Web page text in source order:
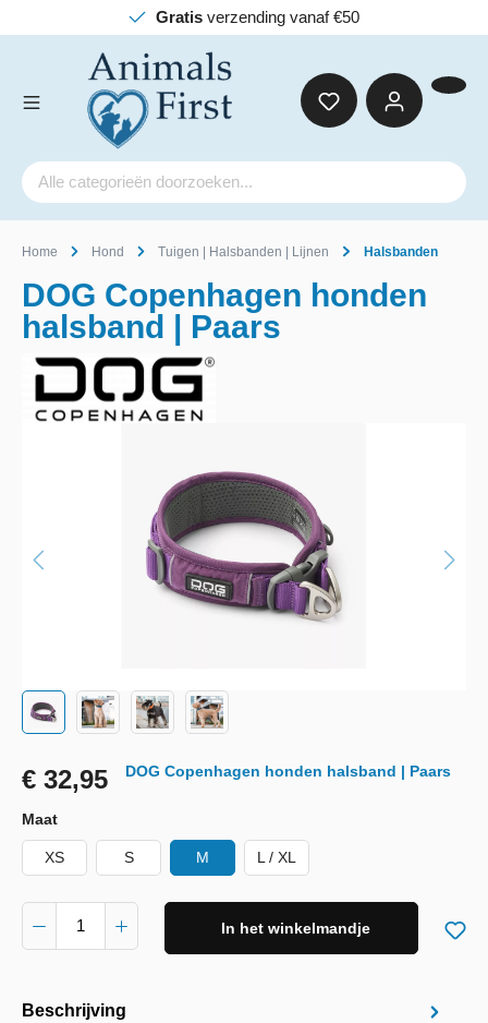
Gratis verzending vanaf €50
Home Hond Tuigen | Halsbanden | Lijnen Halsbanden
DOG Copenhagen honden
halsband | Paars
€ 32,95 DOG Copenhagen honden halsband | Paars
Maat
XS S M L / XL
In het winkelmandje
Beschrijving